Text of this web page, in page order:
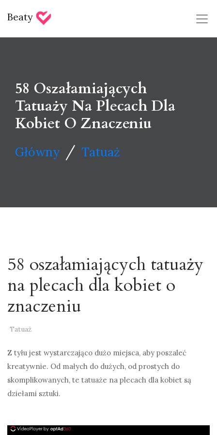
Beaty
58 Oszałamiających
Tatuaży Na Plecach Dla
Kobiet O Znaczeniu
Główny / Tatuaż
58 oszałamiających tatuaży
na plecach dla kobiet o
znaczeniu
Tatuaż
Z tyłu jest wystarczająco dużo miejsca, aby poszaleć
kreatywnie. Od małych do dużych, od prostych do
skomplikowanych, te tatuaże na plecach dla kobiet są
dziełami sztuki.